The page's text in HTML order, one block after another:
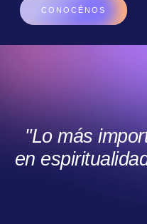
CONOCÉNOS
"Lo más
en